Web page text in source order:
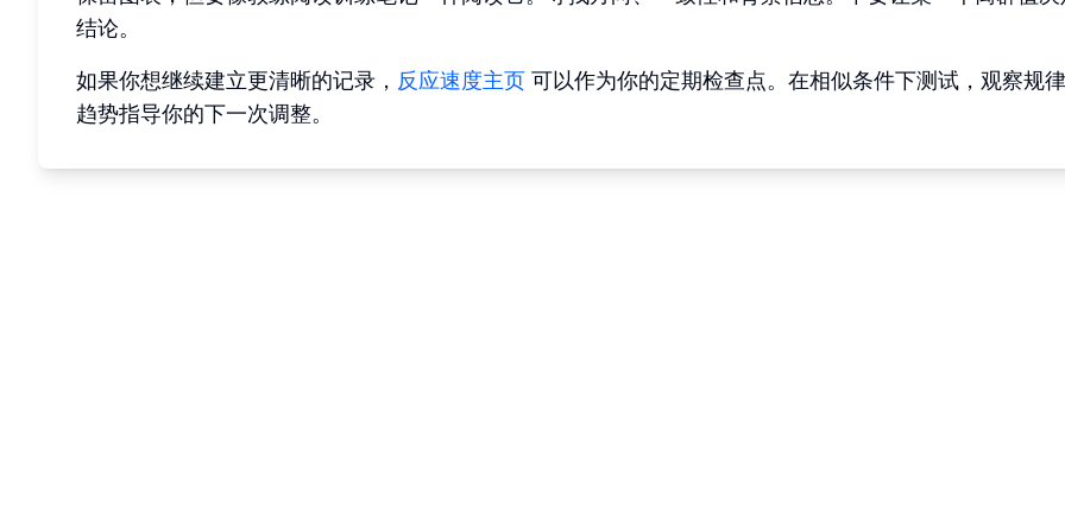
结论。
如果你想继续建立更清晰的记录， 反应速度主页 可以作为你的定期检查点。在相似条件下测试，观察规
趋势指导你的下一次调整。